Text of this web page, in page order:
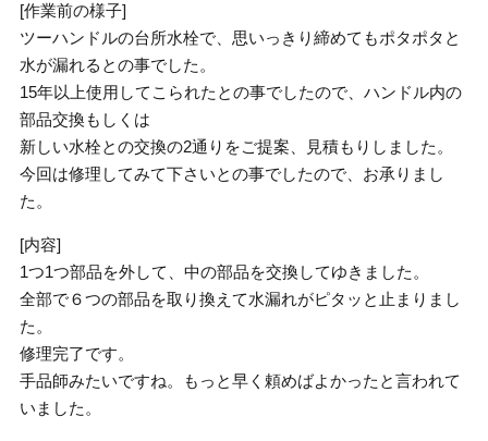
[作業前の様子]
ツーハンドルの台所水栓で、思いっきり締めてもポタポタと
水が漏れるとの事でした。
15年以上使用してこられたとの事でしたので、ハンドル内の
部品交換もしくは
新しい水栓との交換の2通りをご提案、見積もりしました。
今回は修理してみて下さいとの事でしたので、お承りまし
た。
[内容]
1つ1つ部品を外して、中の部品を交換してゆきました。
全部で６つの部品を取り換えて水漏れがピタッと止まりまし
た。
修理完了です。
手品師みたいですね。もっと早く頼めばよかったと言われて
いました。